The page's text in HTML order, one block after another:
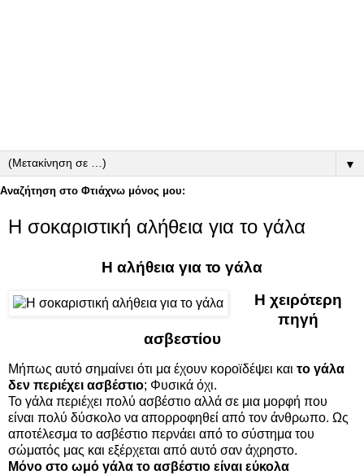
▼
Αναζήτηση στο Φτιάχνω μόνος μου:
Η σοκαριστική αλήθεια για το γάλα
Η αλήθεια για το γάλα
Η χειρότερη
πηγή
ασβεστίου
Μήπως αυτό σημαίνει ότι μα έχουν κοροϊδέψει και το γάλα
δεν περιέχει ασβέστιο; Φυσικά όχι.
Το γάλα περιέχει πολύ ασβέστιο αλλά σε μια μορφή που
είναι πολύ δύσκολο να απορροφηθεί από τον άνθρωπο. Ως
αποτέλεσμα το ασβέστιο περνάει από το σύστημα του
σώματός μας και εξέρχεται από αυτό σαν άχρηστο.
Μόνο στο ωμό γάλα το ασβέστιο είναι εύκολα